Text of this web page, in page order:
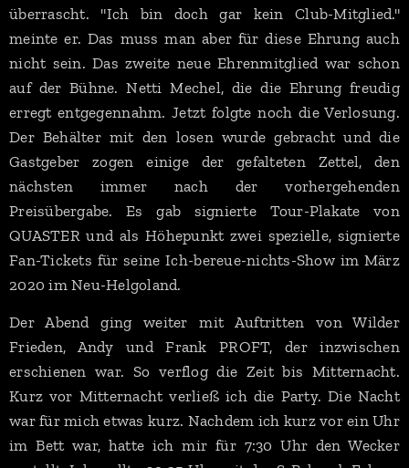
überrascht. "Ich bin doch gar kein Club-Mitglied."
meinte er. Das muss man aber für diese Ehrung auch
nicht sein. Das zweite neue Ehrenmitglied war schon
auf der Bühne. Netti Mechel, die die Ehrung freudig
erregt entgegennahm. Jetzt folgte noch die Verlosung.
Der Behälter mit den losen wurde gebracht und die
Gastgeber zogen einige der gefalteten Zettel, den
nächsten immer nach der vorhergehenden
Preisübergabe. Es gab signierte Tour-Plakate von
QUASTER und als Höhepunkt zwei spezielle, signierte
Fan-Tickets für seine Ich-bereue-nichts-Show im März
2020 im Neu-Helgoland.
Der Abend ging weiter mit Auftritten von Wilder
Frieden, Andy und Frank PROFT, der inzwischen
erschienen war. So verflog die Zeit bis Mitternacht.
Kurz vor Mitternacht verließ ich die Party. Die Nacht
war für mich etwas kurz. Nachdem ich kurz vor ein Uhr
im Bett war, hatte ich mir für 7:30 Uhr den Wecker